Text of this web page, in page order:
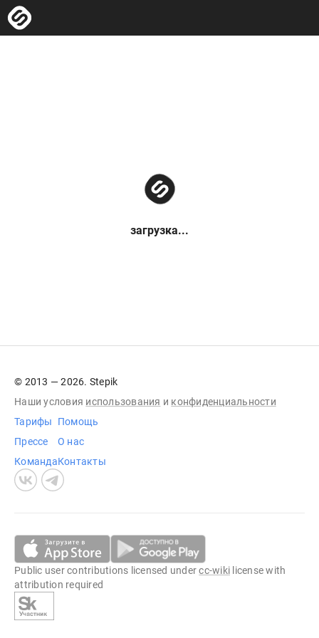
загрузка...
© 2013 — 2026. Stepik
Наши условия использования и конфиденциальности
Тарифы
Прессе
Команда
Помощь
О нас
Контакты
Public user contributions licensed undercc-wiki license with
attribution required